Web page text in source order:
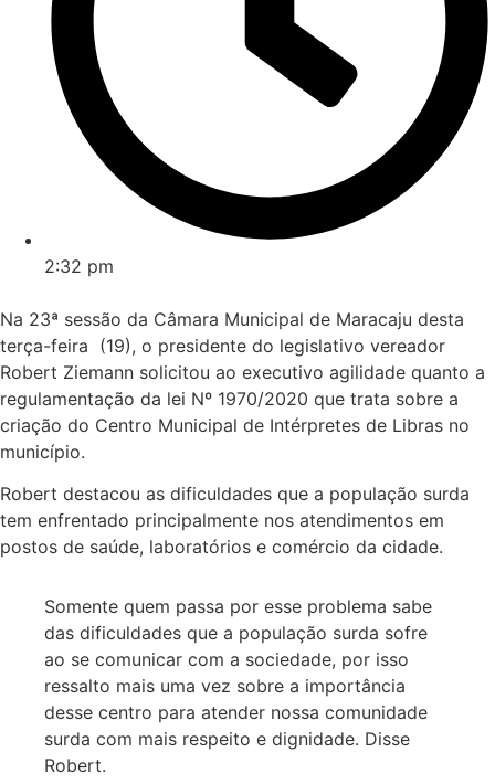
2:32 pm
Na 23ª sessão da Câmara Municipal de Maracaju desta
terça-feira (19), o presidente do legislativo vereador
Robert Ziemann solicitou ao executivo agilidade quanto a
regulamentação da lei Nº 1970/2020 que trata sobre a
criação do Centro Municipal de Intérpretes de Libras no
município.
Robert destacou as dificuldades que a população surda
tem enfrentado principalmente nos atendimentos em
postos de saúde, laboratórios e comércio da cidade.
Somente quem passa por esse problema sabe
das dificuldades que a população surda sofre
ao se comunicar com a sociedade, por isso
ressalto mais uma vez sobre a importância
desse centro para atender nossa comunidade
surda com mais respeito e dignidade. Disse
Robert.